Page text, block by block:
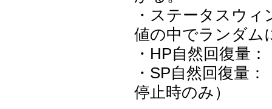
・ステータスウ
値の中でランダム
・HP自然回復量
・SP自然回復量
停止時のみ）